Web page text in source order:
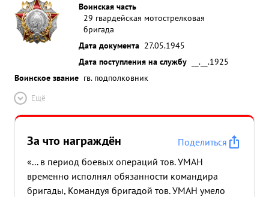
Воинская часть
29 гвардейская мотострелковая
бригада
Дата документа 27.05.1945
Дата поступления на службу
__.__.1925
Воинское звание гв. подполковник
Ещё
За что награждён
Поделиться
«... в период боевых операций тов. УМАН
временно исполнял обязанности командира
бригады, Командуя бригадой тов. УМАН умело